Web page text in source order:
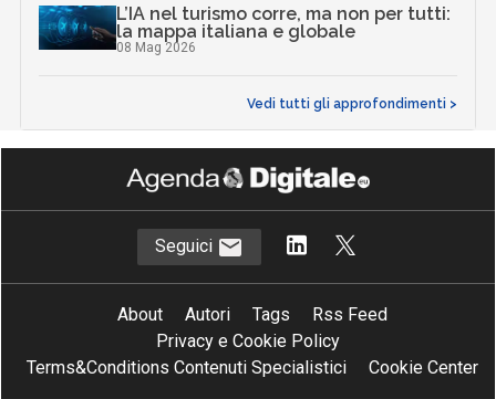
L’IA nel turismo corre, ma non per tutti:
la mappa italiana e globale
08 Mag 2026
Vedi tutti gli approfondimenti >
Seguici
About Autori Tags
Rss Feed
Privacy e Cookie Policy
Terms&Conditions Contenuti Specialistici
Cookie Center